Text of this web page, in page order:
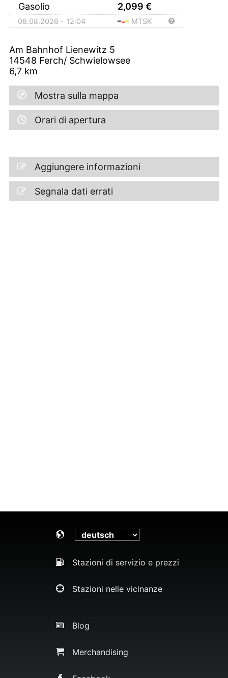
Gasolio 2,099 €
08.08.2026 - 12:04 MTSK
Am Bahnhof Lienewitz 5
14548 Ferch/ Schwielowsee
6,7 km
Mostra sulla mappa
Orari di apertura
Aggiungere informazioni
Segnala dati errati
Stazioni di servizio e prezzi
Stazioni nelle vicinanze
Blog
Merchandising